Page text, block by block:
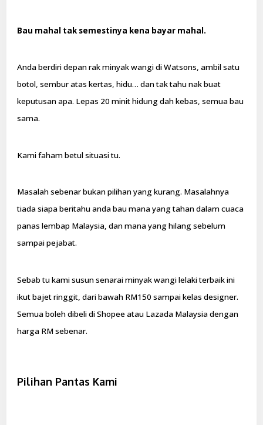
Bau mahal tak semestinya kena bayar mahal.
Anda berdiri depan rak minyak wangi di Watsons, ambil satu
botol, sembur atas kertas, hidu… dan tak tahu nak buat
keputusan apa. Lepas 20 minit hidung dah kebas, semua bau
sama.
Kami faham betul situasi tu.
Masalah sebenar bukan pilihan yang kurang. Masalahnya
tiada siapa beritahu anda bau mana yang tahan dalam cuaca
panas lembap Malaysia, dan mana yang hilang sebelum
sampai pejabat.
Sebab tu kami susun senarai minyak wangi lelaki terbaik ini
ikut bajet ringgit, dari bawah RM150 sampai kelas designer.
Semua boleh dibeli di Shopee atau Lazada Malaysia dengan
harga RM sebenar.
Pilihan Pantas Kami